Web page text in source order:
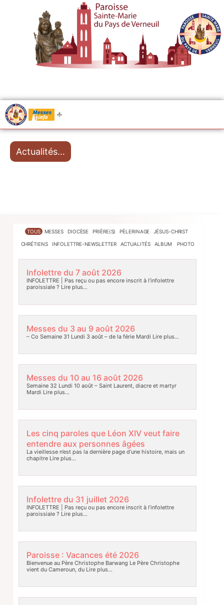
Messes
Actualités…
TOUS MESSES DIOCÈSE PRIÈRE(S) PÈLERINAGE JÉSUS-CHRIST
CHRÉTIENS INFOLETTRE-NEWSLETTER ACTUALITÉS ALBUM PHOTO
Infolettre du 7 août 2026
INFOLETTRE | Pas reçu ou pas encore inscrit à l’infolettre
paroissiale ? Lire plus…
Messes du 3 au 9 août 2026
– Co Semaine 31 Lundi 3 août – de la férie Mardi Lire plus…
Messes du 10 au 16 août 2026
Semaine 32 Lundi 10 août – Saint Laurent, diacre et martyr
Mardi Lire plus…
Les cinq paroles que Léon XIV veut faire
entendre aux personnes âgées
La vieillesse n’est pas la dernière page d’une histoire, mais un
chapitreLire plus…
Infolettre du 31 juillet 2026
INFOLETTRE | Pas reçu ou pas encore inscrit à l’infolettre
paroissiale ? Lire plus…
Paroisse : Vacances été 2026
Bienvenue au Père Christophe Barwang Le Père Christophe
vient du Cameroun, duLire plus…